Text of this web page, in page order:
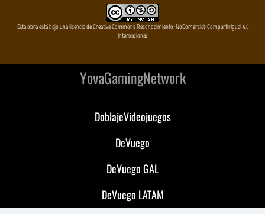
Esta obra está bajo una licencia de Creative Commons Reconocimiento-NoComercial-CompartirIgual 4.0
Internacional
YovaGamingNetwork
DoblajeVideojuegos
DeVuego
DeVuego GAL
DeVuego LATAM